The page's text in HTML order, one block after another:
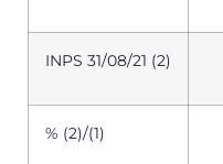
INPS 31/08/21 (2)
% (2)/(1)